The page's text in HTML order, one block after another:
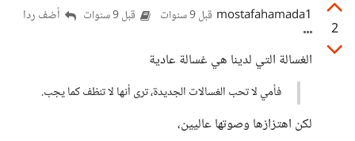
2
mostafahamada1 قبل 9 سنوات قبل 9 سنوات أضف ردا
الغسالة التي لدينا هي غسالة عادية
فأمي لا تحب الغسالات الجديدة، ترى أنها لا تنظف كما يجب.
لكن اهتزازها وصوتها عاليين،